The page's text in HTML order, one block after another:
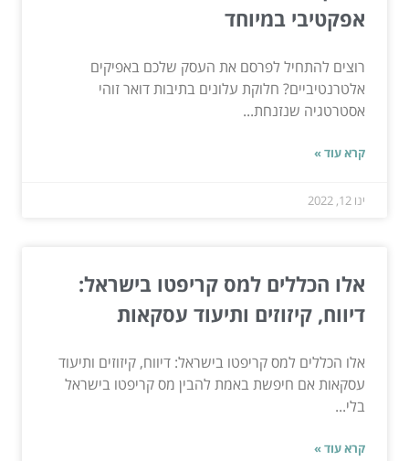
אפקטיבי במיוחד
רוצים להתחיל לפרסם את העסק שלכם באפיקים
אלטרנטיביים? חלוקת עלונים בתיבות דואר זוהי
אסטרטגיה שנזנחת...
קרא עוד »
ינו 12, 2022
אלו הכללים למס קריפטו בישראל:
דיווח, קיזוזים ותיעוד עסקאות
אלו הכללים למס קריפטו בישראל: דיווח, קיזוזים ותיעוד
עסקאות אם חיפשת באמת להבין מס קריפטו בישראל
בלי...
קרא עוד »